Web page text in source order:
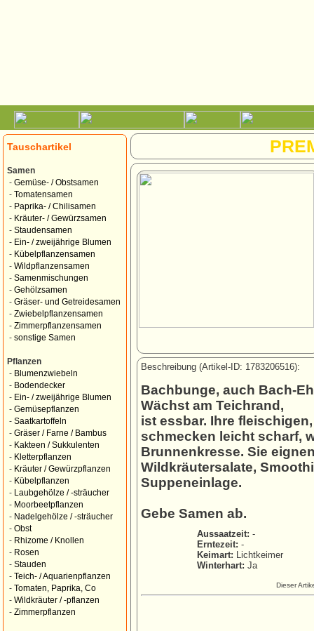
Tauschartikel
Samen
- Gemüse- / Obstsamen
- Tomatensamen
- Paprika- / Chilisamen
- Kräuter- / Gewürzsamen
- Staudensamen
- Ein- / zweijährige Blumen
- Kübelpflanzensamen
- Wildpflanzensamen
- Samenmischungen
- Gehölzsamen
- Gräser- und Getreidesamen
- Zwiebelpflanzensamen
- Zimmerpflanzensamen
- sonstige Samen
Pflanzen
- Blumenzwiebeln
- Bodendecker
- Ein- / zweijährige Blumen
- Gemüsepflanzen
- Saatkartoffeln
- Gräser / Farne / Bambus
- Kakteen / Sukkulenten
- Kletterpflanzen
- Kräuter / Gewürzpflanzen
- Kübelpflanzen
-
Laubgehölze / -sträucher
- Moorbeetpflanzen
- Nadelgehölze / -sträucher
- Obst
- Rhizome / Knollen
- Rosen
- Stauden
- Teich- / Aquarienpflanzen
- Tomaten, Paprika, Co
- Wildkräuter / -pflanzen
- Zimmerpflanzen
Beschreibung (Artikel-ID: 1783206516):
Bachbunge, auch Bach-
Wächst am Teichrand,
ist essbar. Ihre
schmecken leicht scharf,
Brunnenkresse. Sie
Wildkräutersalate,
Suppeneinlage.
Gebe Samen ab.
Aussaatzeit: -
Erntezeit: -
Keimart: Lichtkeimer
Winterhart: Ja
Dieser